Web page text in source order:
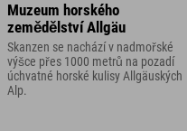
Muzeum horského
zemědělství Allgäu
Skanzen se nachází v nadmořské
výšce přes 1000 metrů na pozadí
úchvatné horské kulisy Allgäuských
Alp.